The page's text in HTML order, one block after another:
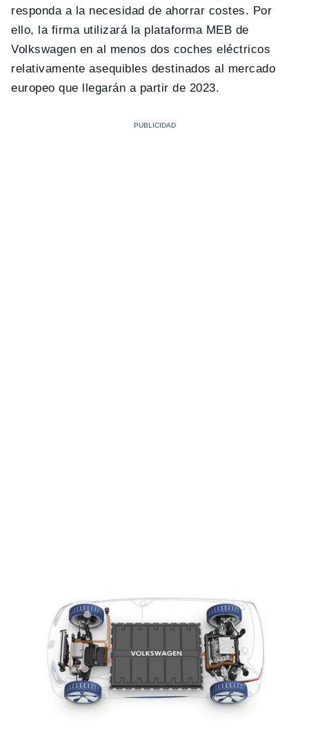
responda a la necesidad de ahorrar costes. Por
ello, la firma utilizará la plataforma MEB de
Volkswagen en al menos dos coches eléctricos
relativamente asequibles destinados al mercado
europeo que llegarán a partir de 2023.